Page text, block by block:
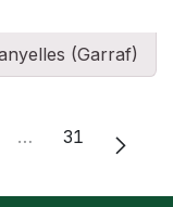
(Garraf)
… 31